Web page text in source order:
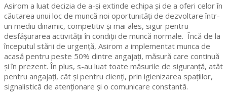
Asirom a luat decizia de a-și extinde echipa și de a oferi celor în
căutarea unui loc de muncă noi oportunități de dezvoltare într-
un mediu dinamic, competitiv și mai ales, sigur pentru
desfășurarea activității în condiții de muncă normale. Încă de la
începutul stării de urgență, Asirom a implementat munca de
acasă pentru peste 50% dintre angajați, măsură care continuă
și în prezent. În plus, s-au luat toate măsurile de siguranță, atât
pentru angajați, cât și pentru clienți, prin igienizarea spațiilor,
signalistică de atenționare și o comunicare constantă.